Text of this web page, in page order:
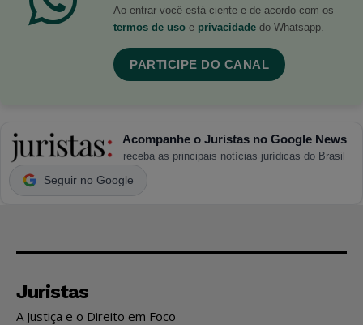
Ao entrar você está ciente e de acordo com os
termos de uso e privacidade do Whatsapp.
PARTICIPE DO CANAL
Acompanhe o Juristas no Google News
receba as principais notícias jurídicas do Brasil
Seguir no Google
Juristas
A Justiça e o Direito em Foco